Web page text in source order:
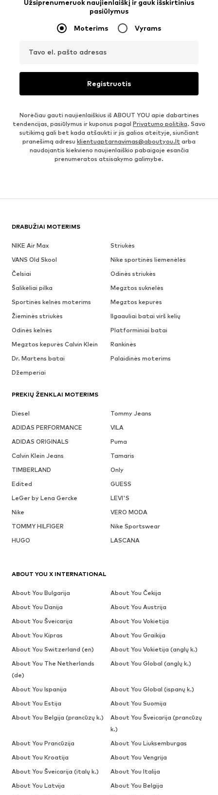
Užsiprenumeruok naujienlaiškį ir gauk išskirtinius
pasiūlymus
Moterims Vyrams
Tavo el. pašto adresas
Registruotis
Norėčiau gauti naujienlaiškius iš ABOUT YOU apie dabartines
tendencijas, pasiūlymus ir kuponus pagal Privatumo politika. Savo
sutikimą gali bet kada atšaukti ir jis galios ateityje, siunčiant
pranešimą adresu klientuaptarnavimas@aboutyou.lt arba
naudojantis kiekvieno naujienlaiškio pabaigoje esančia
prenumeratos atsisakymo galimybe.
DRABUŽIAI MOTERIMS
NIKE Air Max
Striukės
VANS Old Skool
Nike sportinės liemenėlės
Čelsiai
Odinės striukės
Šalikėliai pilka
Megztos suknelės
Sportinės kelnės moterims
Megztos kepurės
Žieminės striukės
Ilgaauliai batai virš kelių
Odinės kelnės
Platforminiai batai
Megztos kepurės Calvin Klein
Rankinės
Dr. Martens batai
Palaidinės moterims
Džemperiai
PREKIŲ ŽENKLAI MOTERIMS
Diesel
Tommy Jeans
ADIDAS PERFORMANCE
VILA
ADIDAS ORIGINALS
Puma
Calvin Klein Jeans
Tamaris
TIMBERLAND
Only
Edited
GUESS
LeGer by Lena Gercke
LEVI'S
Nike
VERO MODA
TOMMY HILFIGER
Nike Sportswear
HUGO
LASCANA
ABOUT YOU X INTERNATIONAL
About You Bulgarija
About You Čekija
About You Danija
About You Austrija
About You Šveicarija
About You Vokietija
About You Kipras
About You Graikija
About You Switzerland (en)
About You Vokietija (anglų k.)
About You The Netherlands
(de)
About You Global (anglų k.)
About You Ispanija
About You Global (ispanų k.)
About You Estija
About You Suomija
About You Belgija (prancūzų k.)
About You Šveicarija (prancūzų
k.)
About You Prancūzija
About You Liuksemburgas
About You Kroatija
About You Vengrija
About You Šveicarija (italų k.)
About You Italija
About You Latvija
About You Belgija